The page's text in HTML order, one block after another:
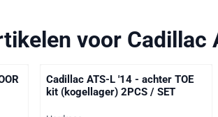
voor Cadillac
Cadillac ATS-L '14 - achter TOE
kit (kogellager) 2PCS / SET